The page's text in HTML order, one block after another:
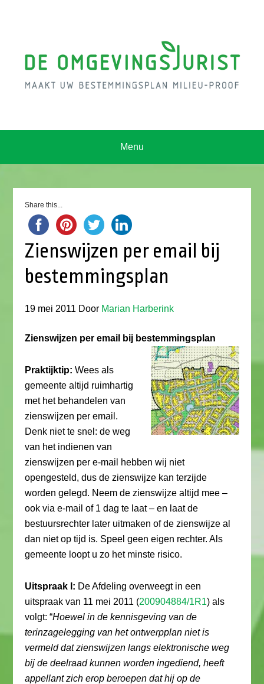
Menu
Share this...
Zienswijzen per email bij
bestemmingsplan
19 mei 2011 Door Marian Harberink
Zienswijzen per email bij bestemmingsplan
Praktijktip: Wees als
gemeente altijd ruimhartig
met het behandelen van
zienswijzen per email.
Denk niet te snel: de weg
van het indienen van
zienswijzen per e-mail hebben wij niet
opengesteld, dus de zienswijze kan terzijde
worden gelegd. Neem de zienswijze altijd mee –
ook via e-mail of 1 dag te laat – en laat de
bestuursrechter later uitmaken of de zienswijze al
dan niet op tijd is. Speel geen eigen rechter. Als
gemeente loopt u zo het minste risico.
Uitspraak I: De Afdeling overweegt in een
uitspraak van 11 mei 2011 (200904884/1R1) als
volgt: “Hoewel in de kennisgeving van de
terinzagelegging van het ontwerpplan niet is
vermeld dat zienswijzen langs elektronische weg
bij de deelraad kunnen worden ingediend, heeft
appellant zich erop beroepen dat hij op de